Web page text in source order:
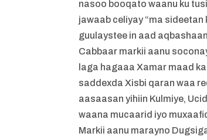
nasoo booqato waanu ku
jawaab celiyay “ma
guulaystee in aad
Cabbaar markii aanu
laga hagaaa Xamar maad
saddexda Xisbi qaran waa
aasaasan yihiin Kulmiye,
waana mucaarid iyo
Markii aanu marayno